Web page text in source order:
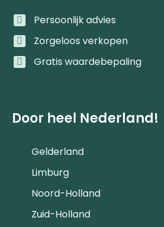
Persoonlijk advies
Zorgeloos verkopen
Gratis waardebepaling
Door heel Nederland!
Gelderland
Limburg
Noord-Holland
Zuid-Holland